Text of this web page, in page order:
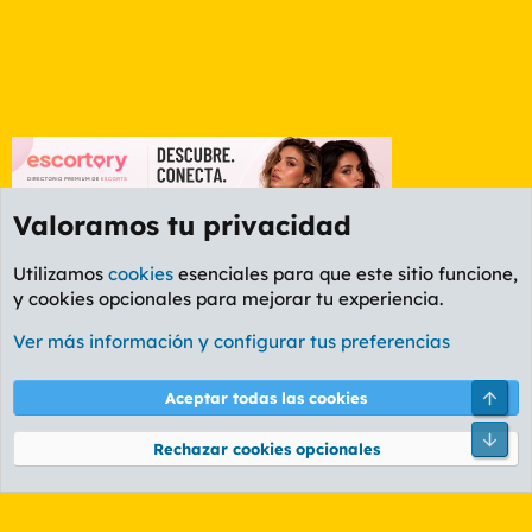
Foro Cine
Cookies
PL OLDSTYLE AMARILLO
Términos y reglas Política de privacidad Ayuda
Community platform by XenForo® © 2010-2026 XenForo Ltd.
Valoramos tu privacidad
Utilizamos cookies esenciales para que este sitio funcione,
y cookies opcionales para mejorar tu experiencia.
Ver más información y configurar tus preferencias
Aceptar todas las cookies
Rechazar cookies opcionales
Pie